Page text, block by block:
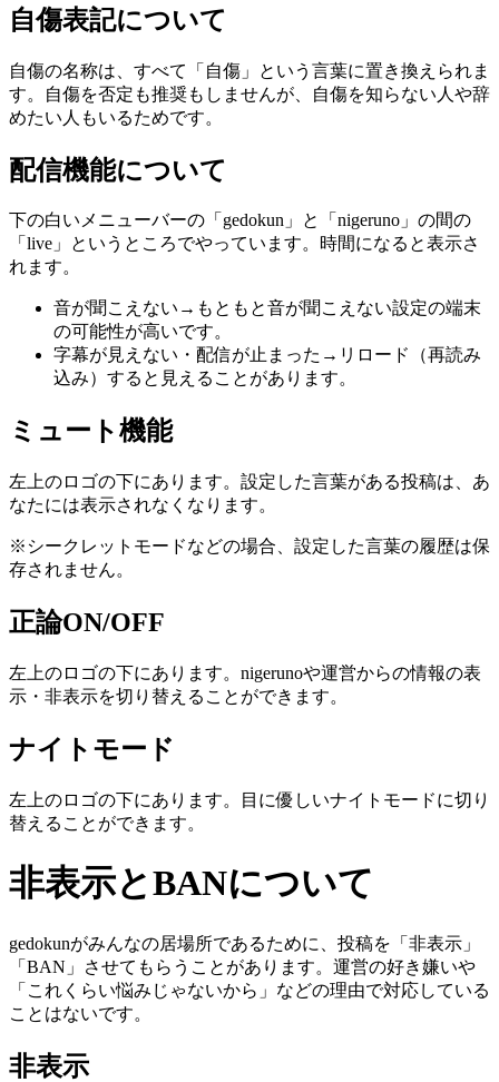
自傷表記について
自傷の名称は、すべて「自傷」という言葉に置き換えられま
す。自傷を否定も推奨もしませんが、自傷を知らない人や辞
めたい人もいるためです。
配信機能について
下の白いメニューバーの「gedokun」と「nigeruno」の間の
「live」というところでやっています。時間になると表示さ
れます。
音が聞こえない→もともと音が聞こえない設定の端末
の可能性が高いです。
字幕が見えない・配信が止まった→リロード（再読み
込み）すると見えることがあります。
ミュート機能
左上のロゴの下にあります。設定した言葉がある投稿は、あ
なたには表示されなくなります。
※シークレットモードなどの場合、設定した言葉の履歴は保
存されません。
正論ON/OFF
左上のロゴの下にあります。nigerunoや運営からの情報の表
示・非表示を切り替えることができます。
ナイトモード
左上のロゴの下にあります。目に優しいナイトモードに切り
替えることができます。
非表示とBANについて
gedokunがみんなの居場所であるために、投稿を「非表示」
「BAN」させてもらうことがあります。運営の好き嫌いや
「これくらい悩みじゃないから」などの理由で対応している
ことはないです。
非表示